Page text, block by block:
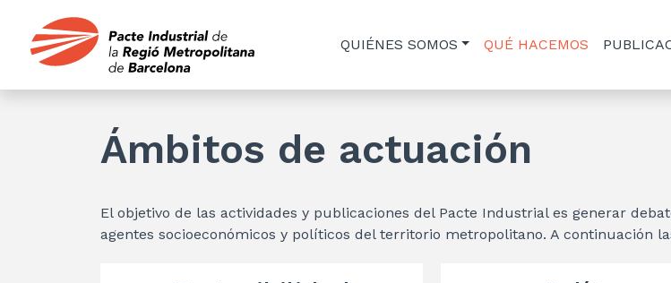
QUIÉNES SOMOS QUÉ HACEMOS
Ámbitos de actuación
El objetivo de las actividades y publicaciones del Pacte Industrial es generar
agentes socioeconómicos y políticos del territorio metropolitano. A continuación